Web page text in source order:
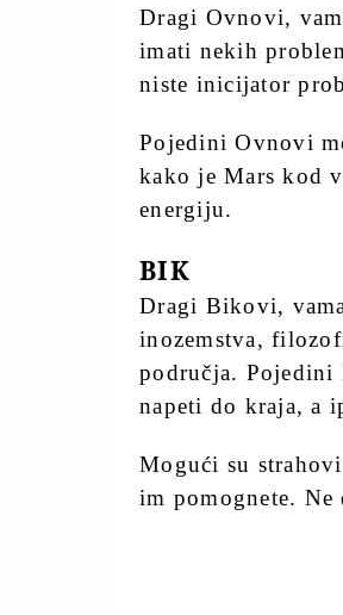
Dragi Ovnovi,
imati nekih
niste inicijator
Pojedini Ovnovi
kako je Mars kod
energiju.
BIK
Dragi Bikovi,
inozemstva,
područja.
napeti do kraja, a
Mogući su
im pomognete.